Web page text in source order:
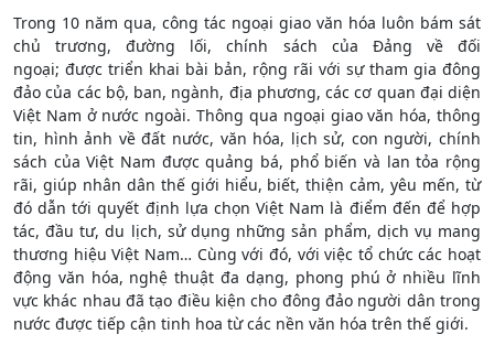
Trong 10 năm qua, công tác ngoại giao văn hóa luôn bám sát
chủ trương, đường lối, chính sách của Đảng về đối
ngoại; được triển khai bài bản, rộng rãi với sự tham gia đông
đảo của các bộ, ban, ngành, địa phương, các cơ quan đại diện
Việt Nam ở nước ngoài. Thông qua ngoại giao văn hóa, thông
tin, hình ảnh về đất nước, văn hóa, lịch sử, con người, chính
sách của Việt Nam được quảng bá, phổ biến và lan tỏa rộng
rãi, giúp nhân dân thế giới hiểu, biết, thiện cảm, yêu mến, từ
đó dẫn tới quyết định lựa chọn Việt Nam là điểm đến để hợp
tác, đầu tư, du lịch, sử dụng những sản phẩm, dịch vụ mang
thương hiệu Việt Nam… Cùng với đó, với việc tổ chức các hoạt
động văn hóa, nghệ thuật đa dạng, phong phú ở nhiều lĩnh
vực khác nhau đã tạo điều kiện cho đông đảo người dân trong
nước được tiếp cận tinh hoa từ các nền văn hóa trên thế giới.